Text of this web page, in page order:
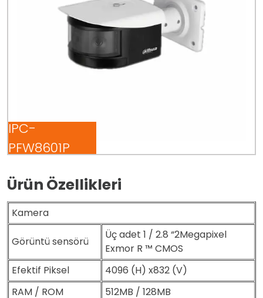
IPC-
PFW8601P
Ürün Özellikleri
Kamera
Görüntü sensörü
Üç adet 1 / 2.8 “2Megapixel
Exmor R ™ CMOS
Efektif Piksel
4096 (H) x832 (V)
RAM / ROM
512MB / 128MB